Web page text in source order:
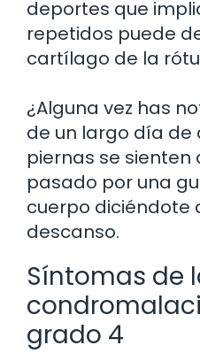
deportes que
repetidos puede
cartílago de la
¿Alguna vez has
de un largo día de
piernas se sienten
pasado por una
cuerpo diciéndote
descanso.
Síntomas de
grado 4